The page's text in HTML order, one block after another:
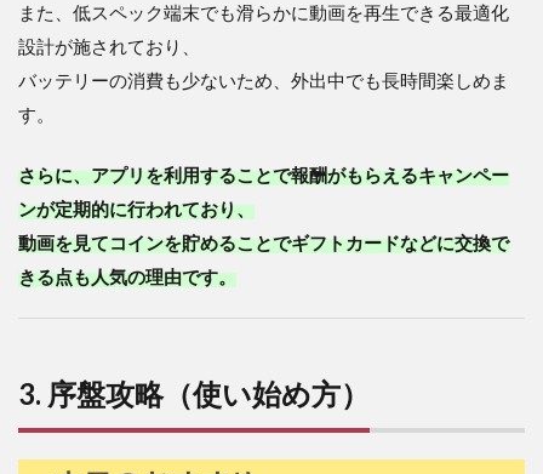
また、低スペック端末でも滑らかに動画を再生できる最適化
設計が施されており、
バッテリーの消費も少ないため、外出中でも長時間楽しめま
す。
さらに、アプリを利用することで報酬がもらえるキャンペー
ンが定期的に行われており、
動画を見てコインを貯めることでギフトカードなどに交換で
きる点も人気の理由です。
3. 序盤攻略（使い始め方）